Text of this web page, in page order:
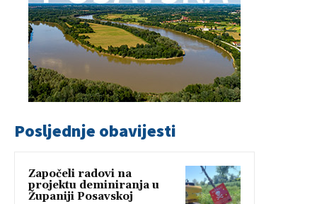
Posljednje obavijesti
Započeli radovi na
projektu deminiranja u
Županiji Posavskoj